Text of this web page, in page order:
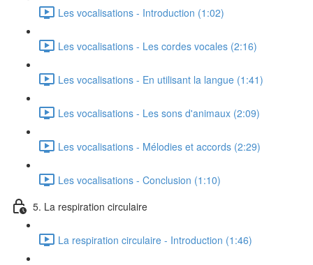
Les vocalisations - Introduction (1:02)
Les vocalisations - Les cordes vocales (2:16)
Les vocalisations - En utilisant la langue (1:41)
Les vocalisations - Les sons d'animaux (2:09)
Les vocalisations - Mélodies et accords (2:29)
Les vocalisations - Conclusion (1:10)
5. La respiration circulaire
La respiration circulaire - Introduction (1:46)